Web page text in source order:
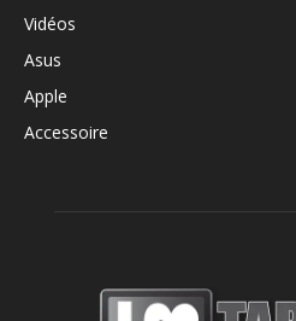
Vidéos
Asus
Apple
Accessoire